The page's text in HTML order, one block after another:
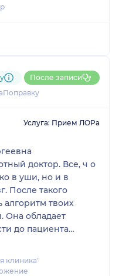
После записи
Услуга: Прием ЛОРа
доктор. Все, ч о
в уши, но и в
После такого
твоих
до пациента
спасибо.
клиника"